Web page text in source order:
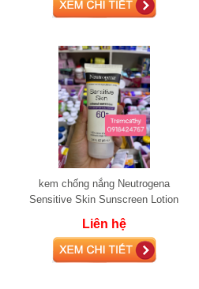
kem chống nắng Neutrogena
Sensitive Skin Sunscreen Lotion
Liên hệ